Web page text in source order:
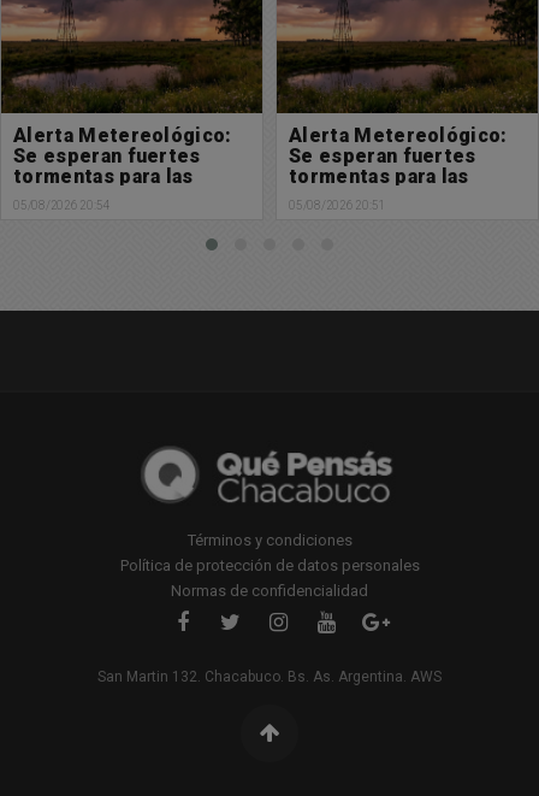
Alerta Metereológico:
Se esperan fuertes
tormentas para las
próximas horas
05/08/2026 20:51
Solicitada: En defensa
de la Ley de Tierras y de
la soberanía nacional
05/08/2026 18:32
Términos y condiciones
Política de protección de datos personales
Normas de confidencialidad
San Martin 132. Chacabuco. Bs. As. Argentina. AWS